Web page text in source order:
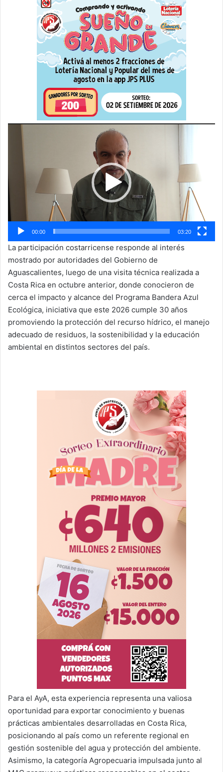
Reproductor
vídeo
00:00 03:20
La participación costarricense responde al interés
mostrado por autoridades del Gobierno de
Aguascalientes, luego de una visita técnica realizada a
Costa Rica en octubre anterior, donde conocieron de
cerca el impacto y alcance del Programa Bandera Azul
Ecológica, iniciativa que este 2026 cumple 30 años
promoviendo la protección del recurso hídrico, el manejo
adecuado de residuos, la sostenibilidad y la educación
ambiental en distintos sectores del país.
Para el AyA, esta experiencia representa una valiosa
oportunidad para exportar conocimiento y buenas
prácticas ambientales desarrolladas en Costa Rica,
posicionando al país como un referente regional en
gestión sostenible del agua y protección del ambiente.
Asimismo, la categoría Agropecuaria impulsada junto al